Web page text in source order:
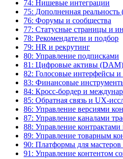
74: Нишевые интеграции
75: Дополненная реальность
76: Форумы и сообщества
77: Статусные страницы и
78: Рекомендатели и подбор
79: HR и рекрутинг
80: Управление подписками
81: Цифровые активы (DAM)
82: Голосовые интерфейсы и
83: Финансовые
84: Кросс-бордер и
85: Обратная связь и UX-
86: Управление версиями
87: Управление каналами
88: Управление
89: Управление товарным
90: Платформы для мастеров
91: Управление контентом